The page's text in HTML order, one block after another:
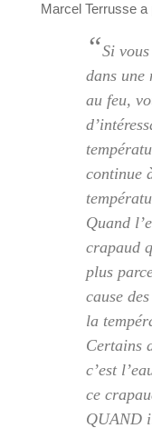
Marcel Terrusse
“Si
dans une
au feu,
continue
Quand
crapaud
plus
cause
la
Certains
c’est
ce
QUAND